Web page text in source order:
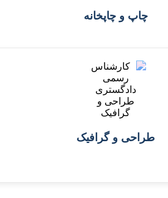
چاپ و چاپخانه
طراحی و گرافیک